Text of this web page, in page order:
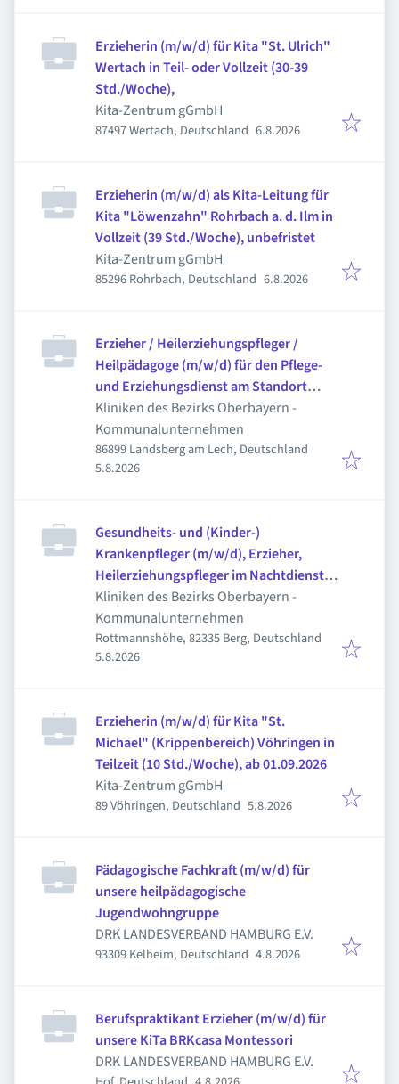
Erzieherin (m/w/d) für Kita "St. Ulrich"
Wertach in Teil- oder Vollzeit (30-39
Std./Woche),
Kita-Zentrum gGmbH
87497 Wertach, Deutschland Veröffentlicht
6.8.2026
Erzieherin (m/w/d) als Kita-Leitung für
Kita "Löwenzahn" Rohrbach a. d. Ilm in
Vollzeit (39 Std./Woche), unbefristet
Kita-Zentrum gGmbH
85296 Rohrbach, Deutschland Veröffentlicht
6.8.2026
Erzieher / Heilerziehungspfleger /
Heilpädagoge (m/w/d) für den Pflege-
und Erziehungsdienst am Standort
Landsberg am Lech
Kliniken des Bezirks Oberbayern -
Kommunalunternehmen
86899 Landsberg am Lech, Deutschland
Veröffentlicht
5.8.2026
Gesundheits- und (Kinder-)
Krankenpfleger (m/w/d), Erzieher,
Heilerziehungspfleger im Nachtdienst
am Standort Rottmannshöhe in Berg am
Starnberger See
Kliniken des Bezirks Oberbayern -
Kommunalunternehmen
Rottmannshöhe, 82335 Berg, Deutschland
Veröffentlicht
5.8.2026
Erzieherin (m/w/d) für Kita "St.
Michael" (Krippenbereich) Vöhringen in
Teilzeit (10 Std./Woche), ab 01.09.2026
Kita-Zentrum gGmbH
89 Vöhringen, Deutschland Veröffentlicht
5.8.2026
Pädagogische Fachkraft (m/w/d) für
unsere heilpädagogische
Jugendwohngruppe
DRK LANDESVERBAND HAMBURG E.V.
93309 Kelheim, Deutschland Veröffentlicht
4.8.2026
Berufspraktikant Erzieher (m/w/d) für
unsere KiTa BRKcasa Montessori
DRK LANDESVERBAND HAMBURG E.V.